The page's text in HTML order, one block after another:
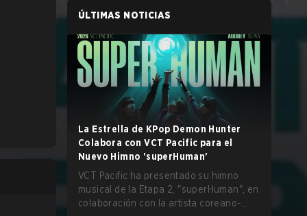
ÚLTIMAS NOTICIAS
La Estrella de KPop Demon Hunter
Colabora con VCT Pacific para el
Nuevo Himno 'superHuman'
VCT Pacific ha presentado su himno
musical de la Etapa 2, "superHuman", en
colaboración con la artista coreano-